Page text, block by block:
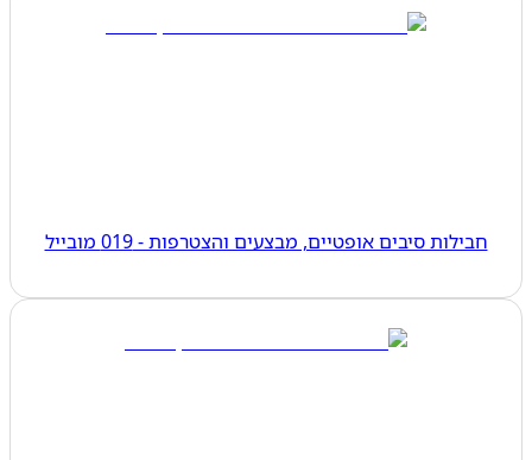
חבילות סיבים אופטיים, מבצעים והצטרפות - 019 מובייל